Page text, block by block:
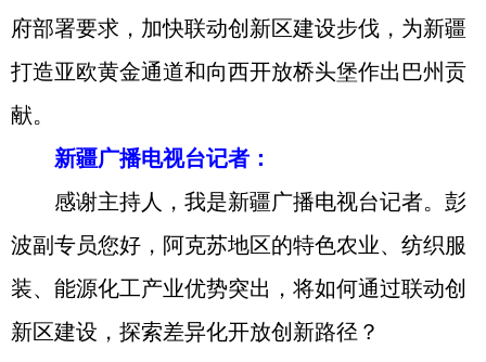
府部署要求，加快联动创新区建设步伐，为新疆
打造亚欧黄金通道和向西开放桥头堡作出巴州贡
献。
新疆广播电视台记者：
感谢主持人，我是新疆广播电视台记者。彭
波副专员您好，阿克苏地区的特色农业、纺织服
装、能源化工产业优势突出，将如何通过联动创
新区建设，探索差异化开放创新路径？